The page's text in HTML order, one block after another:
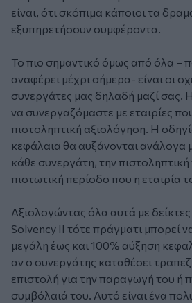
είναι, ότι σκόπιμα κάποιοι τα
εξυπηρετήσουν συμφέροντα.
Το πιο σημαντικό όμως από όλα –
αναφέρει μέχρι σήμερα- είναι οι
συνεργάτες μας δηλαδή μαζί σας.
να συνεργαζόμαστε με εταιρίες
πιστοληπτική αξιολόγηση. Η
κεφάλαια θα αυξάνονται ανάλογα
κάθε συνεργάτη, την
πιστωτική περίοδο που η εταιρία
Αξιολογώντας όλα αυτά με
Solvency II τότε πράγματι μπορεί
μεγάλη έως και 100% αύξηση
αν ο συνεργάτης καταθέσει
επιστολή για την παραγωγή του ή
συμβόλαιά του. Αυτό είναι ένα